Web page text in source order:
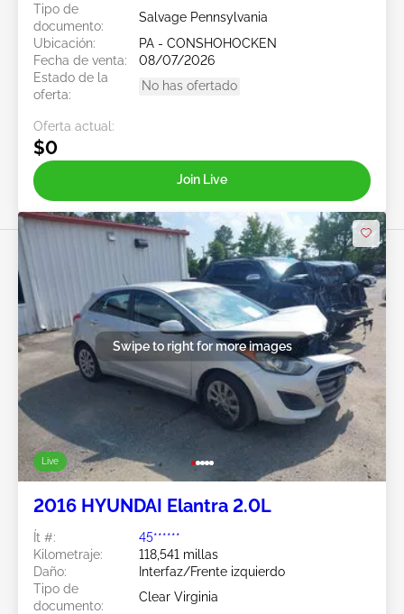
Tipo de
documento:
Salvage Pennsylvania
Ubicación:
PA - CONSHOHOCKEN
Fecha de venta:
08/07/2026
Estado de la
oferta:
No has ofertado
Oferta actual:
$0
Join Live
Live
Swipe to right for more images
2016 HYUNDAI Elantra 2.0L
Ít #:
45******
Kilometraje:
118,541 millas
Daño:
Interfaz/Frente izquierdo
Tipo de
documento:
Clear Virginia